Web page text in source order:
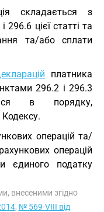
складається з
цієї статті та
та/або сплати
платника
296.2 і 296.3
в порядку,
операцій та/
операцій
єдиного податку
внесеними згідно
, № 569-VIII від